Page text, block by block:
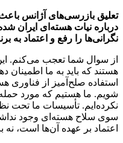
تعلیق بازرسی‌های آژانس باعث
درباره نیات هسته‌ای ایران
نگرانی‌ها را رفع و اعتماد به
از سوال شما تعجب می‌کنم. این
هستند که باید به ما اطمینان
استفاده صلح‌آمیز از فناوری
شویم. ما هستیم که مورد حمله
نکرده‌ایم. تأسیسات ما تحت
سوی سلاح هسته‌ای وجود
اعتماد بر عهده آن‌ها است،